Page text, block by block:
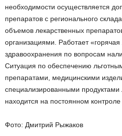
необходимости осуществляется
препаратов с регионального
объемов лекарственных
организациями. Работает
здравоохранения по вопросам
Ситуация по обеспечению
препаратами, медицинскими
специализированными продуктами
находится на постоянном
Фото: Дмитрий Рыжаков